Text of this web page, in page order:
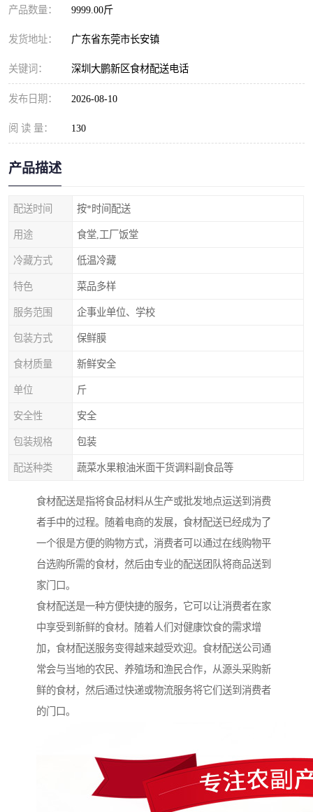
产品数量： 9999.00斤
发货地址： 广东省东莞市长安镇
关键词： 深圳大鹏新区食材配送电话
发布日期： 2026-08-10
阅 读 量： 130
产品描述
配送时间 按*时间配送
用途 食堂,工厂饭堂
冷藏方式 低温冷藏
特色 菜品多样
服务范围 企事业单位、学校
包装方式 保鲜膜
食材质量 新鲜安全
单位 斤
安全性 安全
包装规格 包装
配送种类 蔬菜水果粮油米面干货调料副食品等
食材配送是指将食品材料从生产或批发地点运送到消费
者手中的过程。随着电商的发展，食材配送已经成为了
一个很是方便的购物方式，消费者可以通过在线购物平
台选购所需的食材，然后由专业的配送团队将商品送到
家门口。
食材配送是一种方便快捷的服务，它可以让消费者在家
中享受到新鲜的食材。随着人们对健康饮食的需求增
加，食材配送服务变得越来越受欢迎。食材配送公司通
常会与当地的农民、养殖场和渔民合作，从源头采购新
鲜的食材，然后通过快递或物流服务将它们送到消费者
的门口。